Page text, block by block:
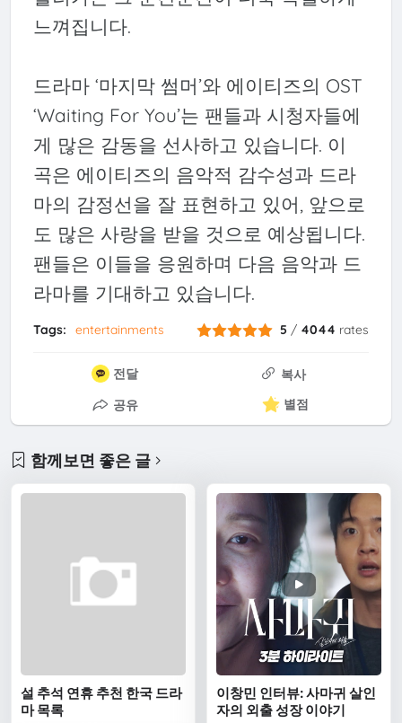
느껴집니다.
드라마 ‘마지막 썸머’와 에이티즈의 OST
‘Waiting For You’는 팬들과 시청자들에
게 많은 감동을 선사하고 있습니다. 이
곡은 에이티즈의 음악적 감수성과 드라
마의 감정선을 잘 표현하고 있어, 앞으로
도 많은 사랑을 받을 것으로 예상됩니다.
팬들은 이들을 응원하며 다음 음악과 드
라마를 기대하고 있습니다.
Tags: entertainments 5 / 4044 rates
전달
복사
공유
별점
함께보면 좋은 글
설 추석 연휴 추천 한국 드라
마 목록
이창민 인터뷰: 사마귀 살인
자의 외출 성장 이야기